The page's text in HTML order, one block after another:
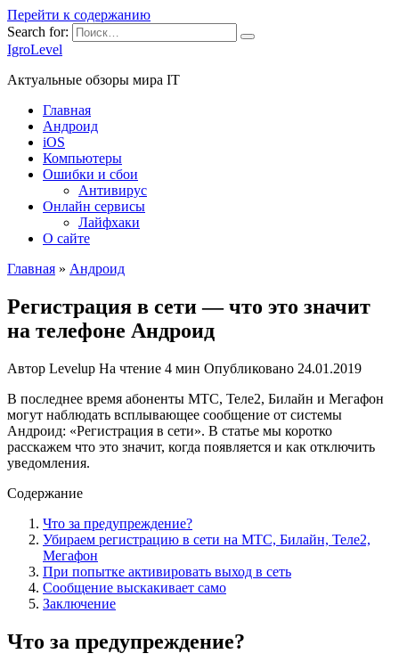
Перейти к содержанию
Search for:
IgroLevel
Актуальные обзоры мира IT
Главная
Андроид
iOS
Компьютеры
Ошибки и сбои
Антивирус
Онлайн сервисы
Лайфхаки
О сайте
Главная » Андроид
Регистрация в сети — что это значит
на телефоне Андроид
Автор Levelup На чтение 4 мин Опубликовано 24.01.2019
В последнее время абоненты МТС, Теле2, Билайн и Мегафон
могут наблюдать всплывающее сообщение от системы
Андроид: «Регистрация в сети». В статье мы коротко
расскажем что это значит, когда появляется и как отключить
уведомления.
Содержание
Что за предупреждение?
Убираем регистрацию в сети на МТС, Билайн, Теле2,
Мегафон
При попытке активировать выход в сеть
Сообщение выскакивает само
Заключение
Что за предупреждение?